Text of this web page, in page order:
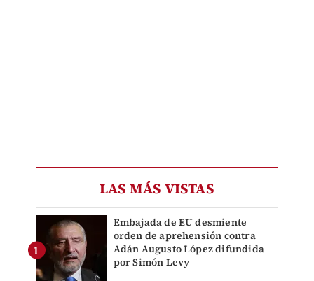
LAS MÁS VISTAS
Embajada de EU desmiente
orden de aprehensión contra
Adán Augusto López difundida
por Simón Levy